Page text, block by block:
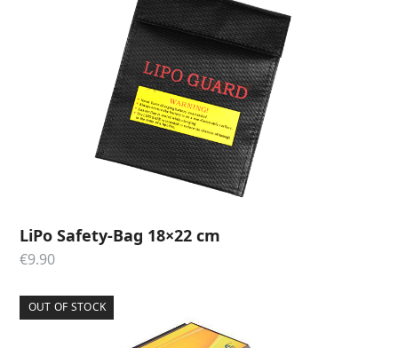
LiPo Safety-Bag 18×22 cm
€9.90
OUT OF STOCK